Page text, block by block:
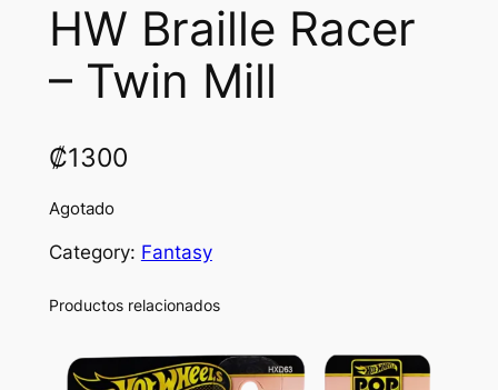
HW Braille Racer
– Twin Mill
₡1300
Agotado
Category: Fantasy
Productos relacionados